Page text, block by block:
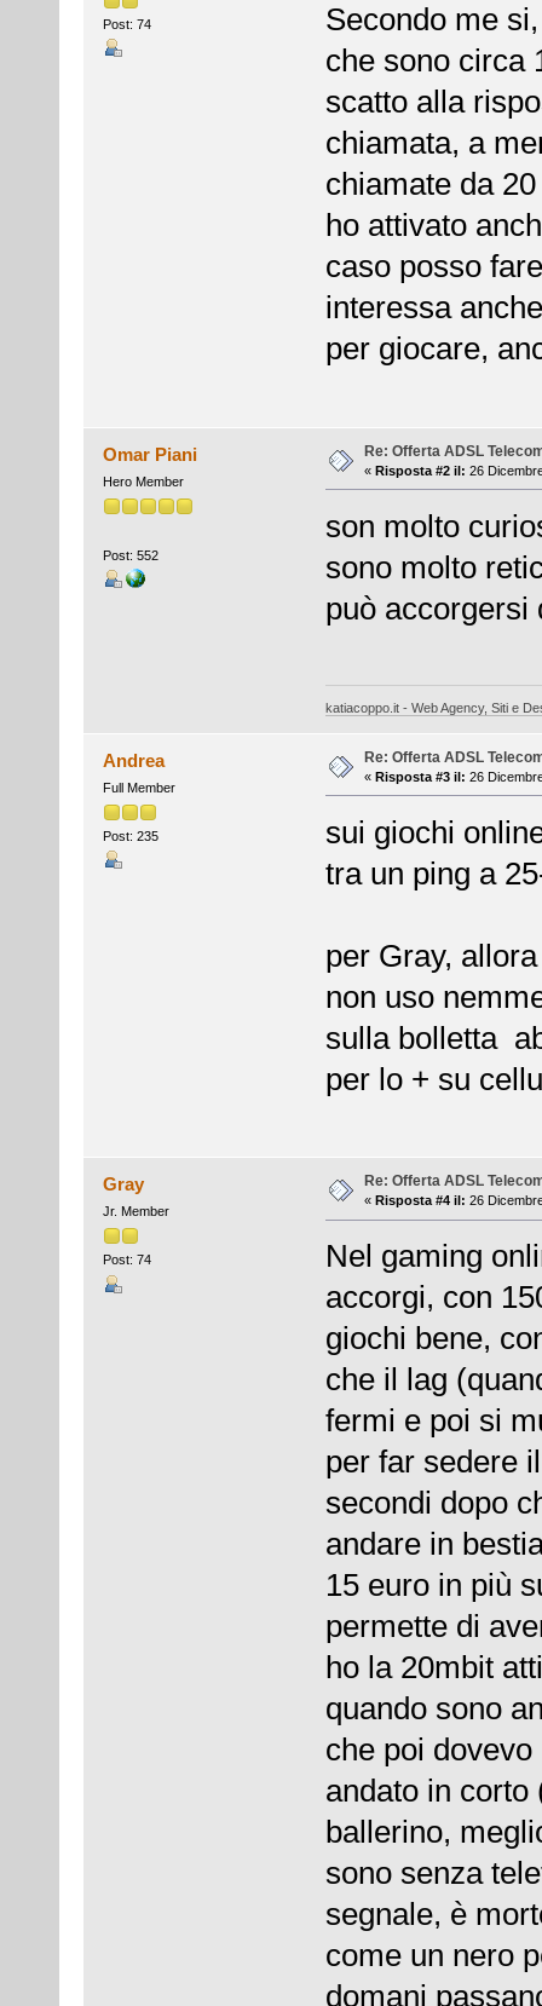
Post: 74
Secondo me
che sono circa
scatto alla
chiamata, a
chiamate da
ho attivato
caso posso
interessa
per giocare,
Omar Piani
Hero Member
Post: 552
Re: Offerta ADSL
« Risposta #2 il: 26
son molto
sono molto
può accorgersi
katiacoppo.it - Web Agency, Siti e
Andrea
Full Member
Post: 235
Re: Offerta ADSL
« Risposta #3 il: 26
sui giochi
tra un ping a
per Gray,
non uso
sulla bolletta
per lo + su
Gray
Jr. Member
Post: 74
Re: Offerta ADSL
« Risposta #4 il: 26
Nel gaming
accorgi, con
giochi bene,
che il lag
fermi e poi si
per far sedere
secondi dopo
andare in
15 euro in più
permette di
ho la 20mbit
quando sono
che poi
andato in corto
ballerino,
sono senza
segnale, è
come un nero
domani